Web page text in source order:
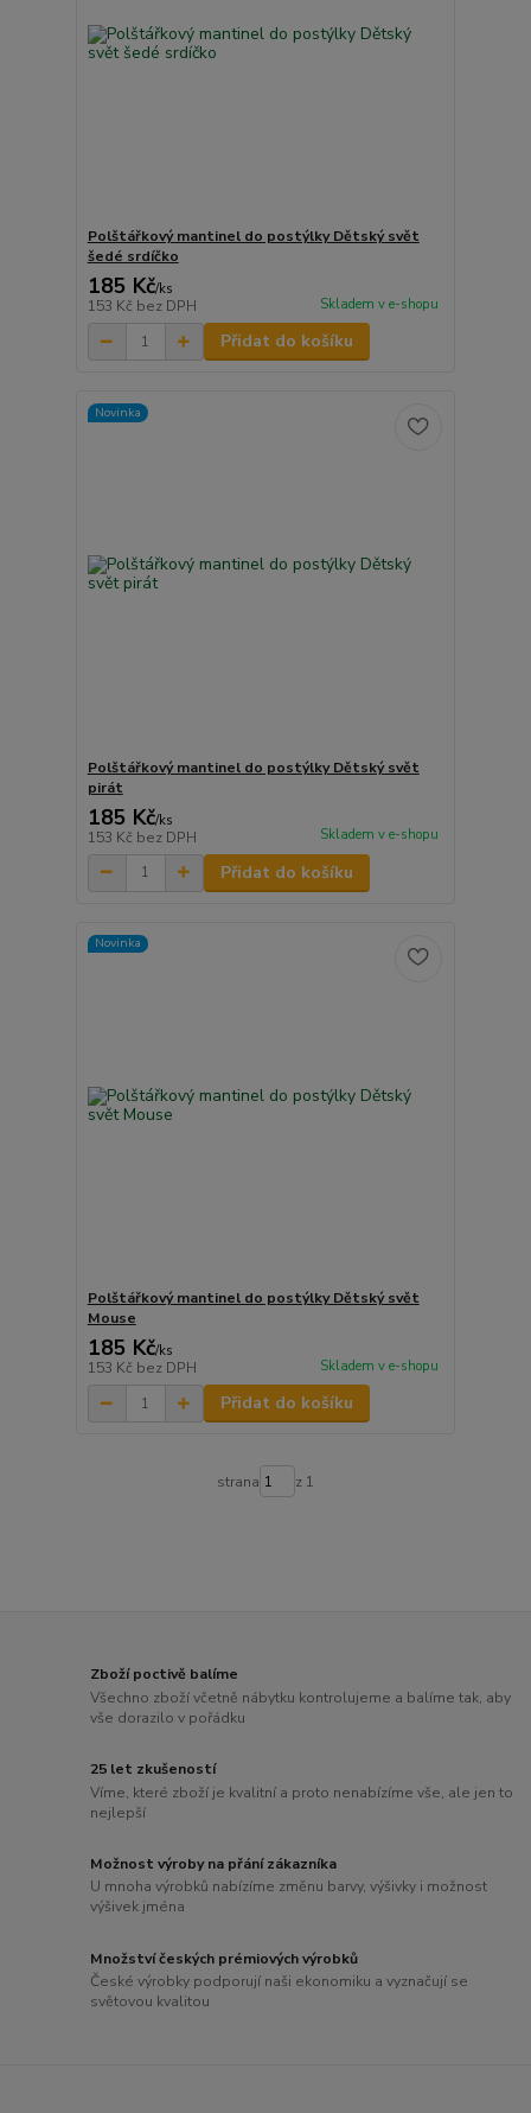
Polštářkový mantinel do postýlky Dětský svět
šedé srdíčko
185 Kč/ks
153 Kč bez DPH Skladem v e-shopu
Přidat do košíku
Novinka
Polštářkový mantinel do postýlky Dětský svět
pirát
185 Kč/ks
153 Kč bez DPH Skladem v e-shopu
Přidat do košíku
Novinka
Polštářkový mantinel do postýlky Dětský svět
Mouse
185 Kč/ks
153 Kč bez DPH Skladem v e-shopu
Přidat do košíku
strana z 1
Zboží poctivě balíme
Všechno zboží včetně nábytku kontrolujeme a balíme tak, aby
vše dorazilo v pořádku
25 let zkušeností
Víme, které zboží je kvalitní a proto nenabízíme vše, ale jen to
nejlepší
Možnost výroby na přání zákazníka
U mnoha výrobků nabízíme změnu barvy, výšivky i možnost
výšivek jména
Množství českých prémiových výrobků
České výrobky podporují naši ekonomiku a vyznačují se
světovou kvalitou